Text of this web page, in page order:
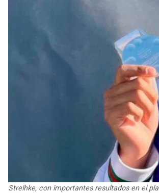
Strelhke, con importantes resultados en el